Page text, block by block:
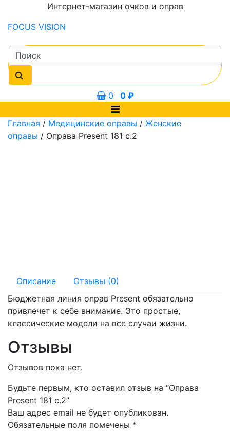
Интернет-магазин очков и оправ
FOCUS VISION
0 0 ₽
Главная / Медицинские оправы / Женские
оправы / Оправа Present 181 с.2
Описание
Отзывы (0)
Бюджетная линия оправ Present обязательно
привлечет к себе внимание. Это простые,
классические модели на все случаи жизни.
Отзывы
Отзывов пока нет.
Будьте первым, кто оставил отзыв на “Оправа
Present 181 с.2”
Ваш адрес email не будет опубликован.
Обязательные поля помечены *